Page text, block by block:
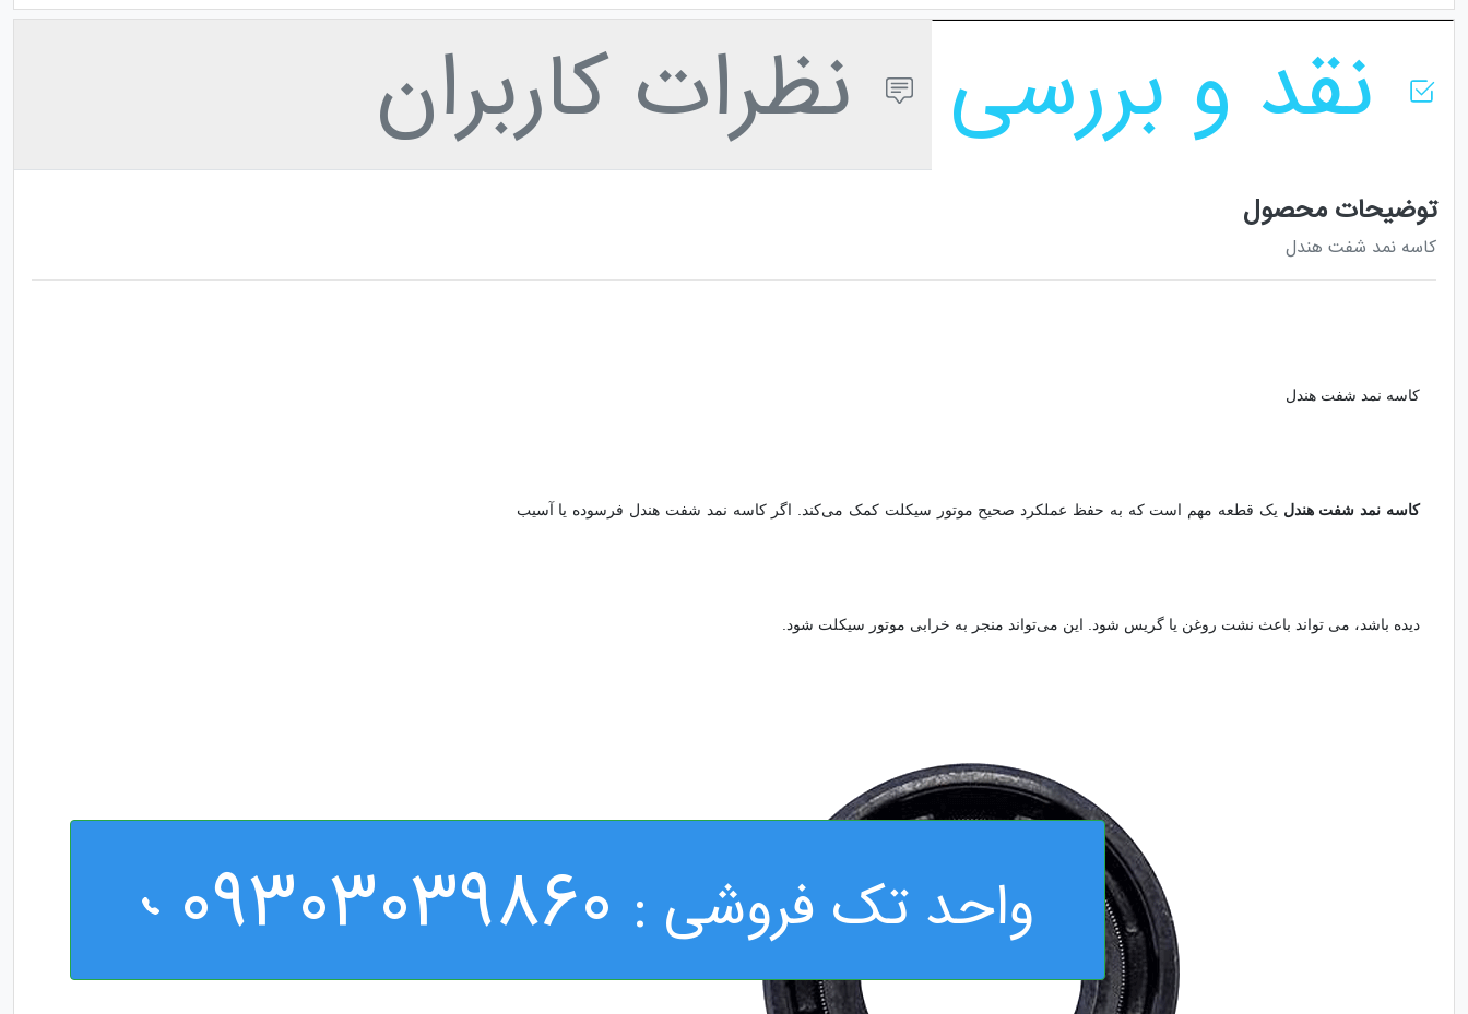
نقد و بررسی نظرات کاربران
توضیحات محصول
کاسه نمد شفت هندل
کاسه نمد شفت هندل
کاسه نمد شفت هندل یک قطعه مهم است که به حفظ عملکرد صحیح موتور سیکلت کمک می‌کند. اگر کاسه نمد شفت هندل فرسوده یا آسیب
دیده باشد، می تواند باعث نشت روغن یا گریس شود. این می‌تواند منجر به خرابی موتور سیکلت شود.
واحد تک فروشی : 09303039860